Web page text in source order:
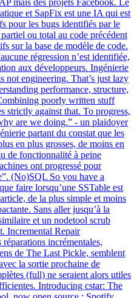
mais des projets Facebook. Le
et SapFix est une IA qui est
pour les bugs identifiés par le
ou total au code précédent
sur la base de modèle de code.
régression n’est identifiée,
aux développeurs. Ingénierie
not engineering. That’s just lazy
performance, structure,
poorly written stuff
against that. To progress,
are we doing.” - un plaidoyer
partant du constat que les
en plus grosses, de moins en
de fonctionnalité à peine
ont progressé pour
(No)SQL So you have a
faire lorsqu’une SSTable est
de la plus simple et moins
Sans aller jusqu’à la
et un nodetool scrub
Incremental Repair
incrémentales,
de The Last Pickle, semblent
la sortie prochaine de
(full) ne seraient alors utiles
Introducing cstar: The